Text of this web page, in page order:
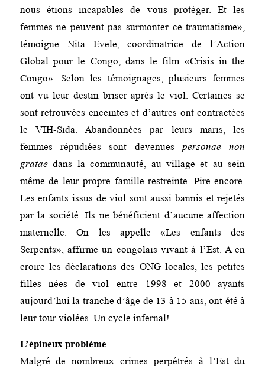
nous étions incapables de vous protéger. Et les
femmes ne peuvent pas surmonter ce traumatisme»,
témoigne Nita Evele, coordinatrice de l’Action
Global pour le Congo, dans le film «Crisis in the
Congo». Selon les témoignages, plusieurs femmes
ont vu leur destin briser après le viol. Certaines se
sont retrouvées enceintes et d’autres ont contractées
le VIH-Sida. Abandonnées par leurs maris, les
femmes répudiées sont devenuespersonae non
grataedans la communauté, au village et au sein
même de leur propre famille restreinte. Pire encore.
Les enfants issus de viol sont aussi bannis et rejetés
par la société. Ils ne bénéficient d’aucune affection
maternelle. On les appelle «Les enfants des
Serpents», affirme un congolais vivant à l’Est. A en
croire les déclarations des ONG locales, les petites
filles nées de viol entre 1998 et 2000 ayants
aujourd’hui la tranche d’âge de 13 à 15 ans, ont été à
leur tour violées. Un cycle infernal!
L’épineux problème
Malgré de nombreux crimes perpétrés à l’Est du